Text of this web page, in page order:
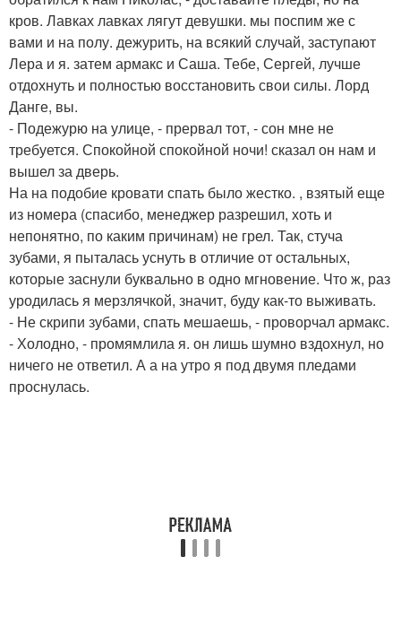
кров. Лавках лавках лягут девушки. мы поспим же с
вами и на полу. дежурить, на всякий случай, заступают
Лера и я. затем армакс и Саша. Тебе, Сергей, лучше
отдохнуть и полностью восстановить свои силы. Лорд
Данге, вы.
- Подежурю на улице, - прервал тот, - сон мне не
требуется. Спокойной спокойной ночи! сказал он нам и
вышел за дверь.
На на подобие кровати спать было жестко. , взятый еще
из номера (спасибо, менеджер разрешил, хоть и
непонятно, по каким причинам) не грел. Так, стуча
зубами, я пыталась уснуть в отличие от остальных,
которые заснули буквально в одно мгновение. Что ж, раз
уродилась я мерзлячкой, значит, буду как-то выживать.
- Не скрипи зубами, спать мешаешь, - проворчал армакс.
- Холодно, - промямлила я. он лишь шумно вздохнул, но
ничего не ответил. А а на утро я под двумя пледами
проснулась.